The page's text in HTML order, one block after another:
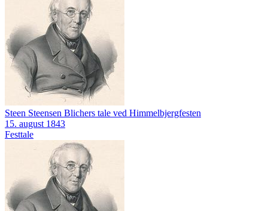
Steen Steensen Blichers tale ved Himmelbjergfesten
15. august 1843
Festtale